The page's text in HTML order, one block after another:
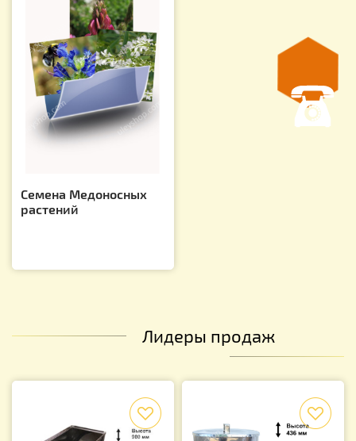
Семена Медоносных
растений
Лидеры продаж